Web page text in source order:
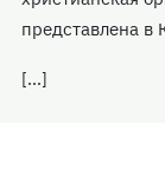
представлена в
[…]